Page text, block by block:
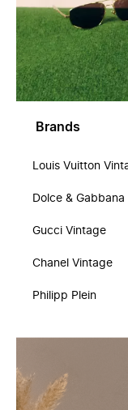
Brands
Louis Vuitton
Dolce & Gabbana
Gucci Vintage
Chanel Vintage
Philipp Plein